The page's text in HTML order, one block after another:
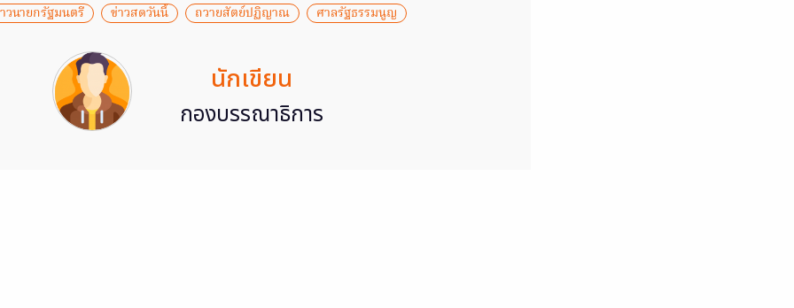
วนายกรัฐมนตรี ข่าวสดวันนี้ ถวายสัตย์ปฏิญาณ ศาลรัฐธรรมนูญ
นักเขียน
กองบรรณาธิการ